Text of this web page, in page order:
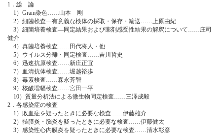
1．総 論
1）Gram染色……山本 剛
2）細菌検査―有意義な検体の採取・保存・輸送……上原由紀
3）細菌培養検査―同定結果および薬剤感受性結果の解釈について……庄司
健介
4）真菌培養検査……田代将人・他
5）ウイルス分離・同定検査……吉川哲史
6）迅速抗原検査……新庄正宜
7）血清抗体検査……堀越裕歩
8）毒素検査……森永芳智
9）核酸増幅検査……宮田一平
10）質量分析法による微生物同定検査……三澤成毅
2．各感染症の検査
1）敗血症を疑ったときに必要な検査……伊藤雄介
2）髄膜炎・脳炎を疑ったときに必要な検査……伊藤健太
3）感染性心内膜炎を疑ったときに必要な検査……清水彰彦